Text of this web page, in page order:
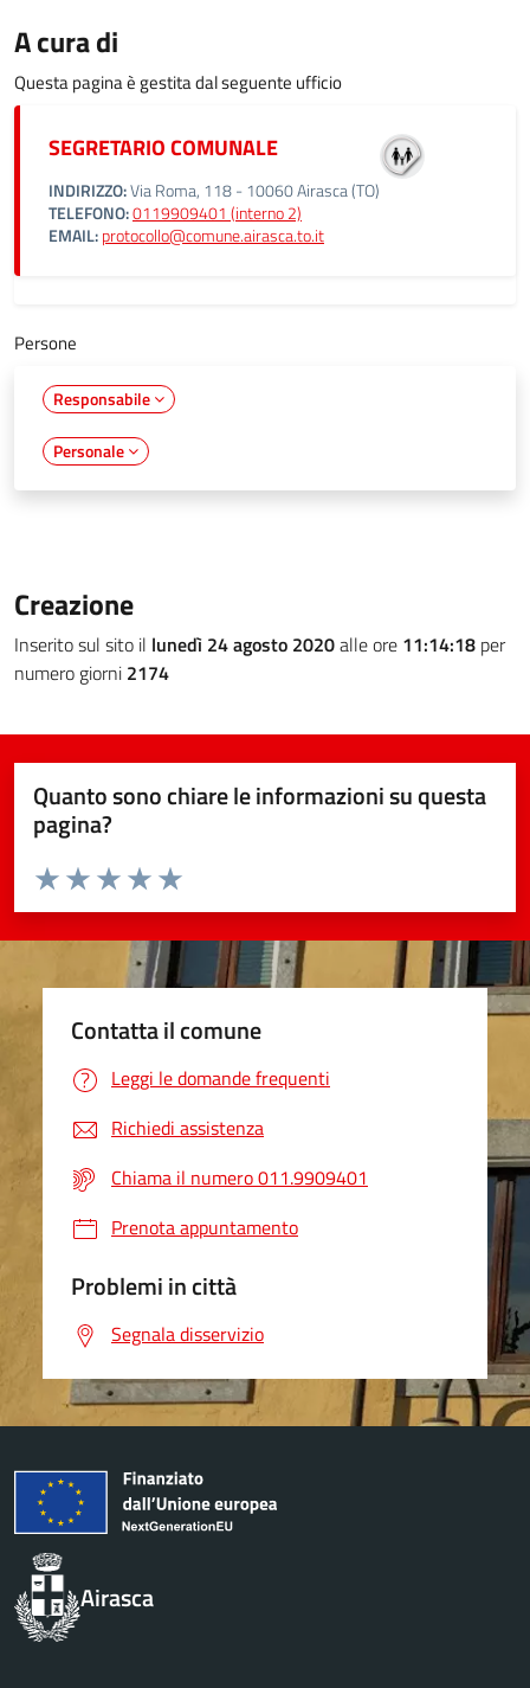
A cura di
Questa pagina è gestita dal seguente ufficio
SEGRETARIO COMUNALE
INDIRIZZO:Via Roma, 118 - 10060 Airasca (TO)
TELEFONO:0119909401 (interno 2)
EMAIL:protocollo@comune.airasca.to.it
Persone
Responsabile
Personale
Creazione
Inserito sul sito il lunedì 24 agosto 2020alle ore 11:14:18 per
numero giorni 2174
Quanto sono chiare le informazioni su questa
pagina?
Valuta da 1 a 5 stelle la pagina
Valuta 5 stelle su 5
Valuta 4 stelle su 5
Valuta 3 stelle su 5
Valuta 2 stelle su 5
Valuta 1 stelle su 5
Contatta il comune
Leggi le domande frequenti
Richiedi assistenza
Chiama il numero 011.9909401
Prenota appuntamento
Problemi in città
Segnala disservizio
Airasca